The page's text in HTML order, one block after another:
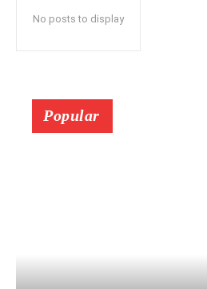
No posts to display
Popular